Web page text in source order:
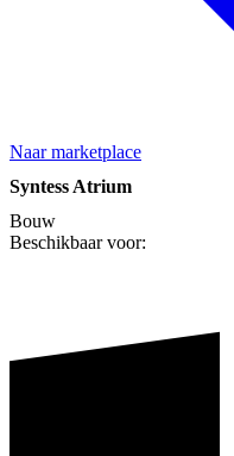
Naar marketplace
Syntess Atrium
Bouw
Beschikbaar voor: